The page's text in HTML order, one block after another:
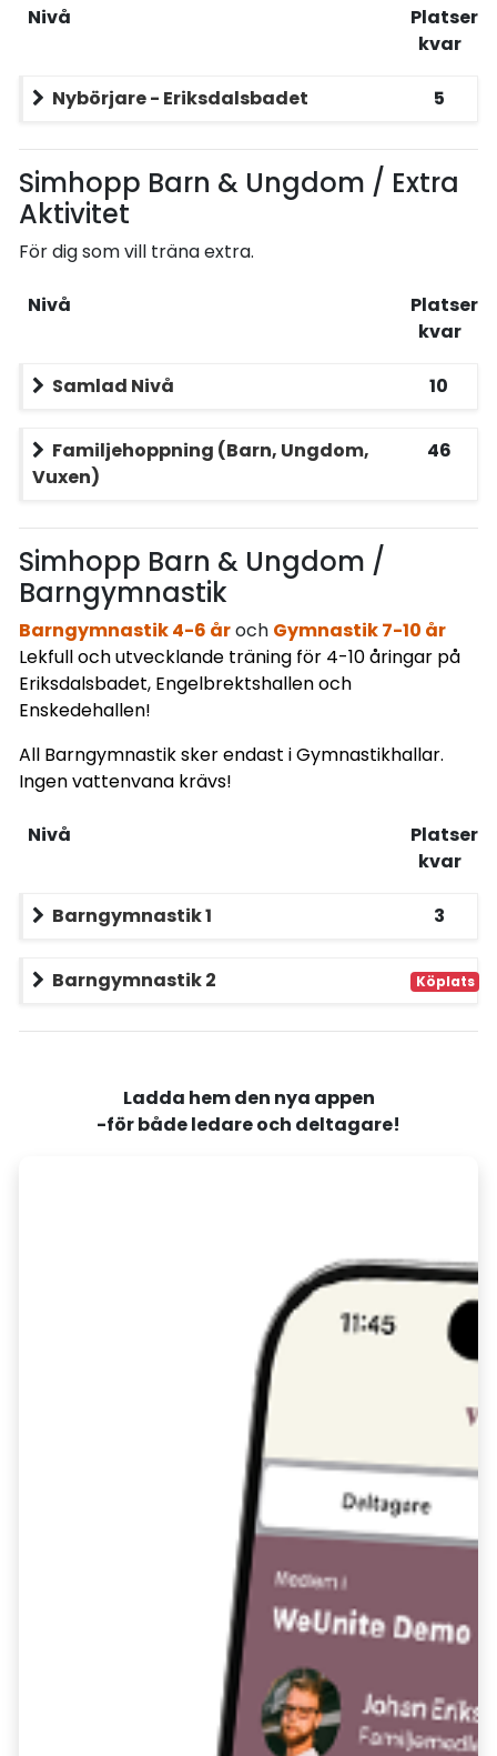
Nivå
Platser
kvar
Nybörjare - Eriksdalsbadet 5
Simhopp Barn & Ungdom / Extra
Aktivitet
För dig som vill träna extra.
Nivå
Platser
kvar
Samlad Nivå 10
Familjehoppning (Barn, Ungdom,
Vuxen)
46
Simhopp Barn & Ungdom /
Barngymnastik
Barngymnastik 4-6 åroch Gymnastik 7-10 år
Lekfull och utvecklande träning för 4-10 åringar på
Eriksdalsbadet, Engelbrektshallen och
Enskedehallen!
All Barngymnastik sker endast i Gymnastikhallar.
Ingen vattenvana krävs!
Nivå
Platser
kvar
Barngymnastik 1 3
Barngymnastik 2 Köplats
Ladda hem den nya appen
-för både ledare och deltagare!